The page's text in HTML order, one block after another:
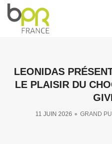
LEONIDAS
LE PLAISIR DU
11 JUIN 2026 GRAND